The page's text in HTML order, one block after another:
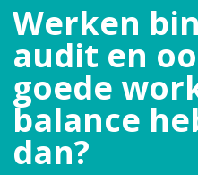
Werken
audit en
goede
balance
dan?